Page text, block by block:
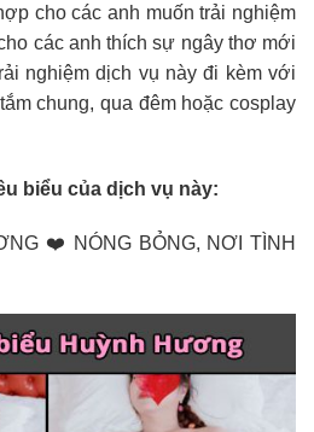
cho các anh muốn trải nghiệm
các anh thích sự ngây thơ mới
nghiệm dịch vụ này đi kèm với
chung, qua đêm hoặc cosplay
biểu của dịch vụ này:
❤️ NÓNG BỎNG, NƠI TÌNH